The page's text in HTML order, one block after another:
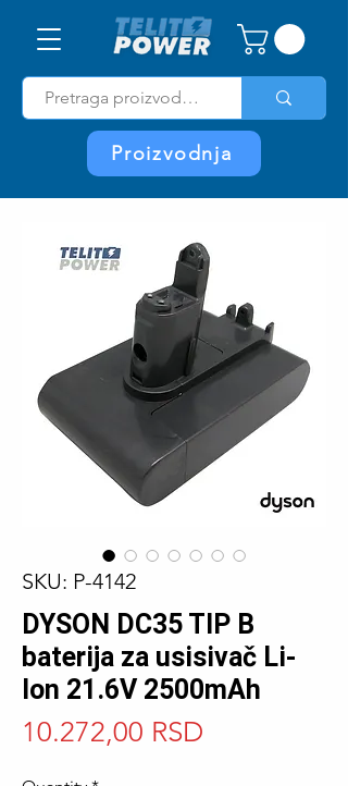
Proizvodnja
SKU: P-4142
DYSON DC35 TIP B
baterija za usisivač Li-
Ion 21.6V 2500mAh
10.272,00 RSD